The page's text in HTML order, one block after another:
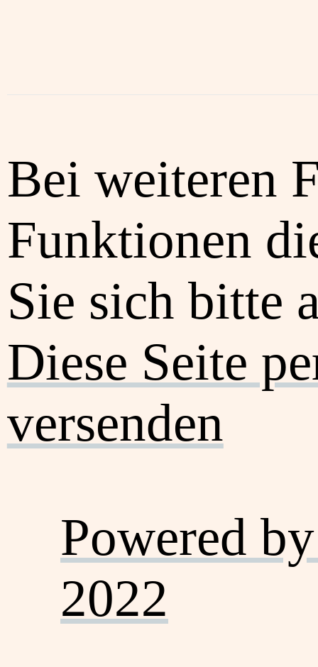
Bei weiteren
Funktionen
Sie sich bitte
Diese Seite
versenden
Powered
2022